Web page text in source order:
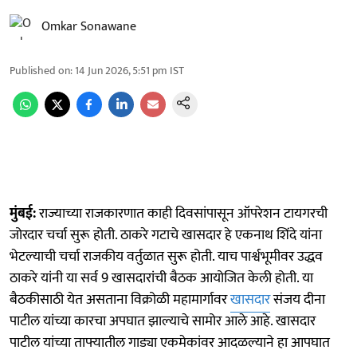
Omkar Sonawane
Published on:14 Jun 2026, 5:51 pm IST
मुंबई:राज्याच्या राजकारणात काही दिवसांपासून ऑपरेशन टायगरची
जोरदार चर्चा सुरू होती. ठाकरे गटाचे खासदार हे एकनाथ शिंदे यांना
भेटल्याची चर्चा राजकीय वर्तुळात सुरू होती. याच पार्श्वभूमीवर उद्धव
ठाकरे यांनी या सर्व 9 खासदारांची बैठक आयोजित केली होती. या
बैठकीसाठी येत असताना विक्रोळी महामार्गावरखासदारसंजय दीना
पाटील यांच्या कारचा अपघात झाल्याचे सामोर आले आहे. खासदार
पाटील यांच्या ताफ्यातील गाड्या एकमेकांवर आदळल्याने हा आपघात